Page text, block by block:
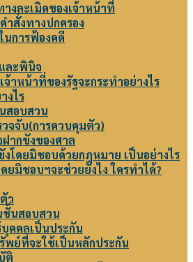
งละเมิดของเจ้าหน้าที่
ำสั่งทางปกครอง
นการฟ้องคดี
ละพินิจ
จ้าหน้าที่ของรัฐจะกระทำอย่างไร
งไร
สอบสวน
วจจับ(การควบคุมตัว)
ากขังของศาล
งโดยมิชอบด้วยกฎหมาย เป็นอย่างไร
ยมิชอบฯจะช่วยยังไง ใครทำได้?
ว
ชั้นสอบสวน
คคลเป็นประกัน
พย์ที่จะใช้เป็นหลักประกัน
ติ